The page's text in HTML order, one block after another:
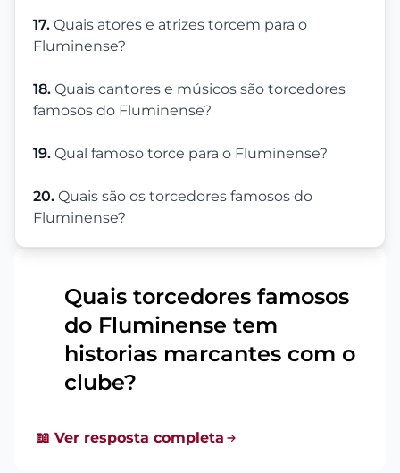
17. Quais atores e atrizes torcem para o
Fluminense?
18. Quais cantores e músicos são torcedores
famosos do Fluminense?
19. Qual famoso torce para o Fluminense?
20. Quais são os torcedores famosos do
Fluminense?
Quais torcedores famosos
do Fluminense tem
historias marcantes com o
clube?
📖 Ver resposta completa